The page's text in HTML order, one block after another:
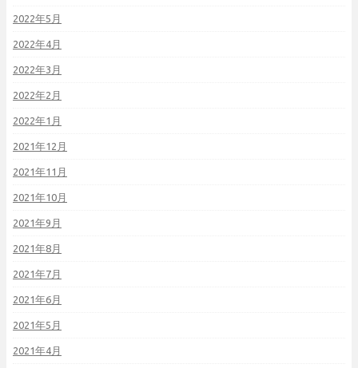
2022年5月
2022年4月
2022年3月
2022年2月
2022年1月
2021年12月
2021年11月
2021年10月
2021年9月
2021年8月
2021年7月
2021年6月
2021年5月
2021年4月